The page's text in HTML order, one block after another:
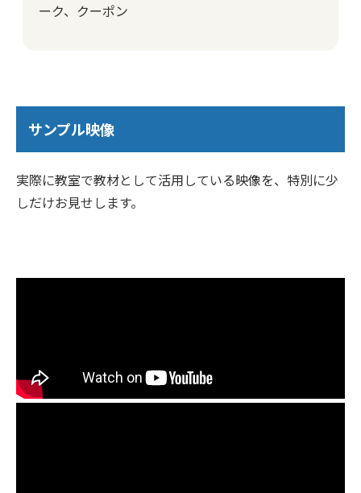
ーク、クーポン
サンプル映像
実際に教室で教材として活用している映像を、特別に少
しだけお見せします。